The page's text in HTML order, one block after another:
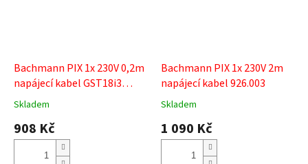
Bachmann PIX 1x 230V 0,2m
napájecí kabel GST18i3
926.002
Průměrné
hodnocení
produktu
Skladem
908 Kč
Bachmann PIX 1x 230V 2m
napájecí kabel 926.003
Průměrné
produktu
Skladem
1 090 Kč